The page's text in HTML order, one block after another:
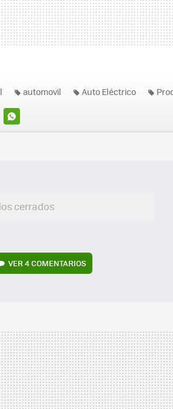
WHATSAPP
automovil Auto Eléctrico
cerrados
VER4 COMENTARIOS